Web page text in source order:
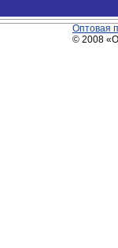
Оптовая
© 2008